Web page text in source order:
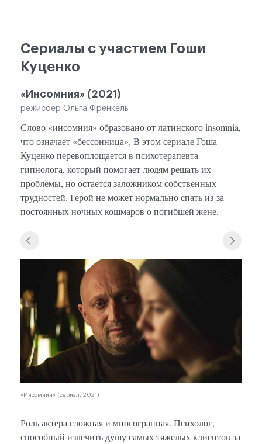
Сериалы с участием Гоши
Куценко
«Инсомния» (2021)
режиссер Ольга Френкель
Слово «инсомния» образовано от латинского insomnia,
что означает «бессонница». В этом сериале Гоша
Куценко перевоплощается в психотерапевта-
гипнолога, который помогает людям решать их
проблемы, но остается заложником собственных
трудностей. Герой не может нормально спать из-за
постоянных ночных кошмаров о погибшей жене.
«Инсомния» (сериал, 2021)
Роль актера сложная и многогранная. Психолог,
способный излечить душу самых тяжелых клиентов за